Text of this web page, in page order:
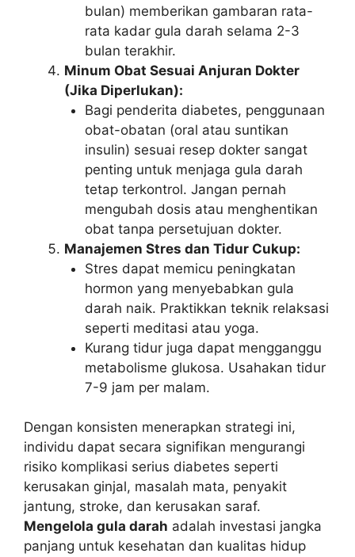
bulan) memberikan gambaran rata-
rata kadar gula darah selama 2-3
bulan terakhir.
Minum Obat Sesuai Anjuran Dokter
(Jika Diperlukan):
Bagi penderita diabetes, penggunaan
obat-obatan (oral atau suntikan
insulin) sesuai resep dokter sangat
penting untuk menjaga gula darah
tetap terkontrol. Jangan pernah
mengubah dosis atau menghentikan
obat tanpa persetujuan dokter.
Manajemen Stres dan Tidur Cukup:
Stres dapat memicu peningkatan
hormon yang menyebabkan gula
darah naik. Praktikkan teknik relaksasi
seperti meditasi atau yoga.
Kurang tidur juga dapat mengganggu
metabolisme glukosa. Usahakan tidur
7-9 jam per malam.
Dengan konsisten menerapkan strategi ini,
individu dapat secara signifikan mengurangi
risiko komplikasi serius diabetes seperti
kerusakan ginjal, masalah mata, penyakit
jantung, stroke, dan kerusakan saraf.
Mengelola gula darah adalah investasi jangka
panjang untuk kesehatan dan kualitas hidup